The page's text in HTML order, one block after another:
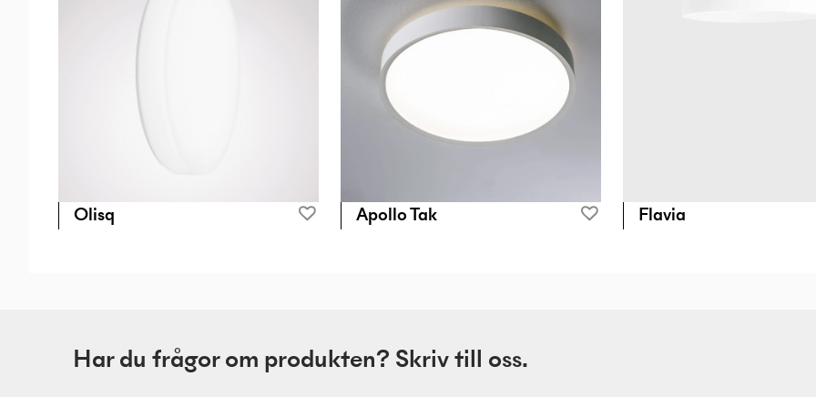
Olisq Apollo Tak Flavia
Har du frågor om produkten? Skriv till oss.